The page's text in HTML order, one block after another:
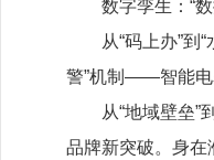
数字孪生： “
从“码上办”到
警”机制——智能电
从“地域壁垒”
品牌新突破。身在